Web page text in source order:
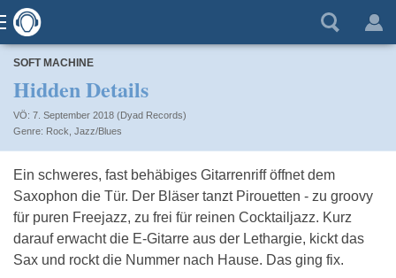
SOFT MACHINE
Hidden Details
VÖ: 7. September 2018 (Dyad Records)
Rock Jazz/Blues
Ein schweres, fast behäbiges Gitarrenriff öffnet dem
Saxophon die Tür. Der Bläser tanzt Pirouetten - zu groovy
für puren Freejazz, zu frei für reinen Cocktailjazz. Kurz
darauf erwacht die E-Gitarre aus der Lethargie, kickt das
Sax und rockt die Nummer nach Hause. Das ging fix.